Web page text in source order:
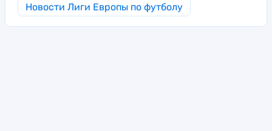
Новости Лиги Европы по футболу